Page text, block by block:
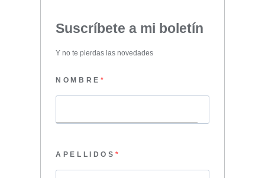
Suscríbete a mi boletín
Y no te pierdas las novedades
NOMBRE
APELLIDOS